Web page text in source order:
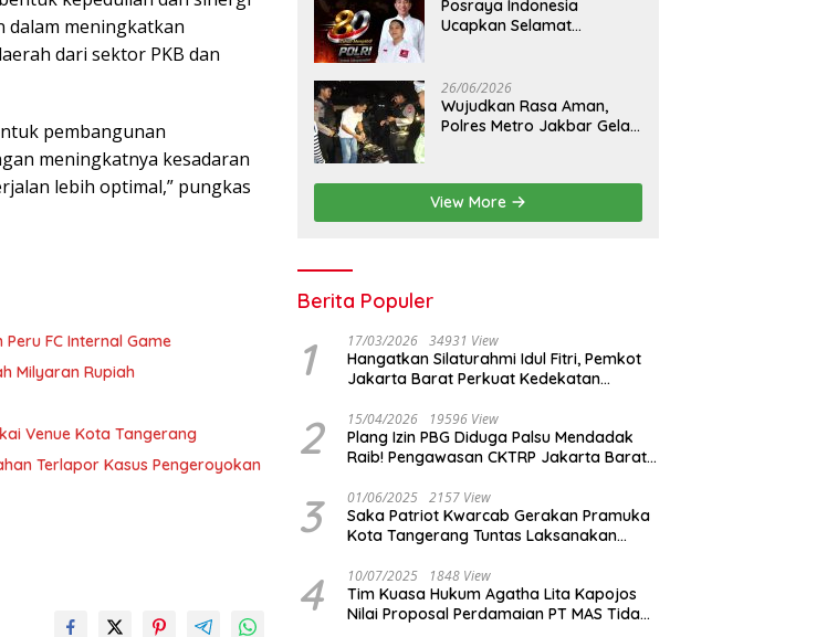
dalam meningkatkan
dari sektor PKB dan
pembangunan
meningkatnya kesadaran
lebih optimal,” pungkas
FC Internal Game
Milyaran Rupiah
Venue Kota Tangerang
Terlapor Kasus Pengeroyokan
Posraya Indonesia
Ucapkan Selamat
Polri Menjaga Kamtibmas
26/06/2026
Wujudkan Rasa Aman,
Polres Metro Jakbar Gelar
View More
Berita Populer
1 17/03/2026 34931 View
Hangatkan Silaturahmi Idul Fitri, Pemkot
Jakarta Barat Perkuat Kedekatan
2 15/04/2026 19596 View
Plang Izin PBG Diduga Palsu Mendadak
Raib! Pengawasan CKTRP Jakarta Barat
3 01/06/2025 2157 View
Saka Patriot Kwarcab Gerakan Pramuka
Kota Tangerang Tuntas Laksanakan
4 10/07/2025 1848 View
Tim Kuasa Hukum Agatha Lita Kapojos
Nilai Proposal Perdamaian PT MAS Tidak